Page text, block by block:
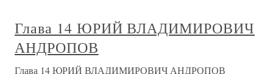
Глава 14 ЮРИЙ ВЛАДИМИРОВИЧ
АНДРОПОВ
Глава 14 ЮРИЙ ВЛАДИМИРОВИЧ АНДРОПОВ